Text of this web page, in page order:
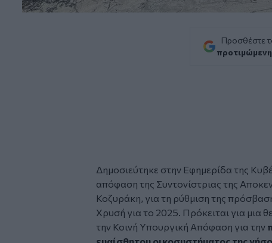
Προσθέστε
Δημοσιεύτηκε στην Εφημερίδα της
απόφαση της Συντονίστριας της
Κοζυράκη, για τη ρύθμιση της
Χρυσή για το 2025. Πρόκειται για μια
την Κοινή Υπουργική Απόφαση για την